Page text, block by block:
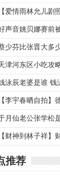
【爱情雨林允儿剧
被戏称为会笑的没
声音姚贝娜赛前
颜劫
少芬比张晋大多
津河东区小吃攻
泳辰老婆是谁 钱
【李宇春晒自拍】
玉米自嘲:比不过球
月仙老公张学松
【财神到林子祥】
典金曲
推荐